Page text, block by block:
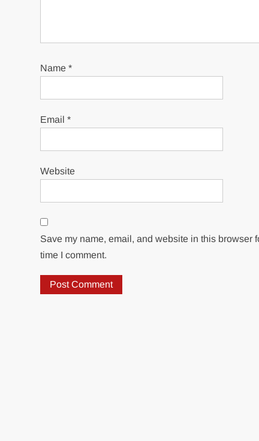
Name*
Email*
Website
Save my name, email, and website in this browser
time I comment.